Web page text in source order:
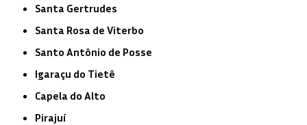
Santa Gertrudes
Santa Rosa de Viterbo
Santo Antônio de Posse
Igaraçu do Tietê
Capela do Alto
Pirajuí